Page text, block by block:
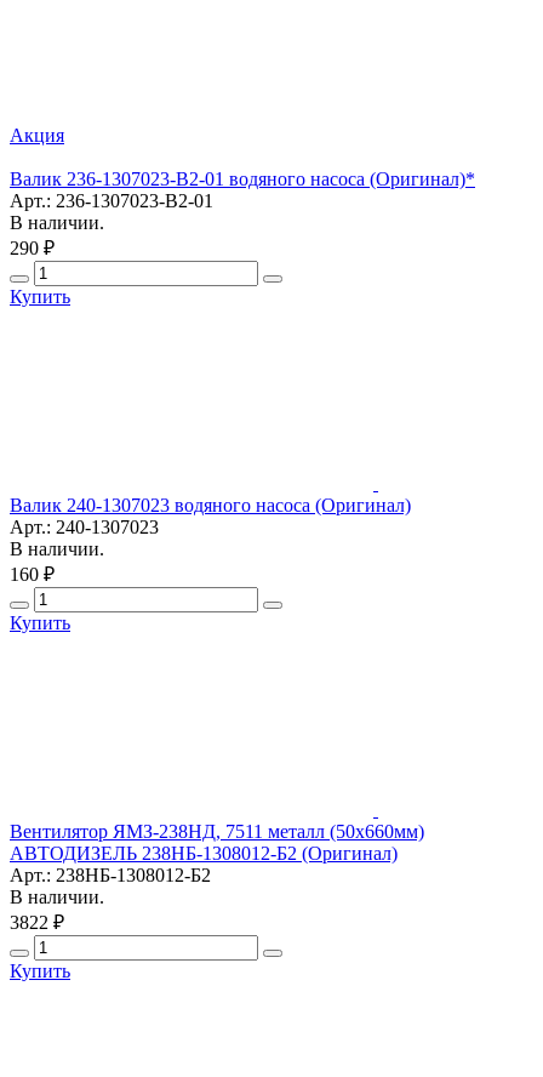
Акция
Валик 236-1307023-В2-01 водяного насоса (Оригинал)*
Арт.: 236-1307023-В2-01
В наличии.
290 ₽
Купить
Валик 240-1307023 водяного насоса (Оригинал)
Арт.: 240-1307023
В наличии.
160 ₽
Купить
Вентилятор ЯМЗ-238НД, 7511 металл (50х660мм)
АВТОДИЗЕЛЬ 238НБ-1308012-Б2 (Оригинал)
Арт.: 238НБ-1308012-Б2
В наличии.
3822 ₽
Купить